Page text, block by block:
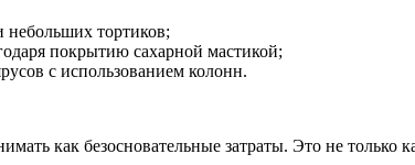
небольших тортиков;
покрытию сахарной мастикой;
с использованием колонн.
как безосновательные затраты. Это не только